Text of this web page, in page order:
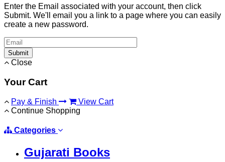
Enter the Email associated with your account, then click
Submit. We'll email you a link to a page where you can easily
create a new password.
Submit
Close
Your Cart
Pay & Finish
View Cart
Continue Shopping
Categories
Gujarati Books